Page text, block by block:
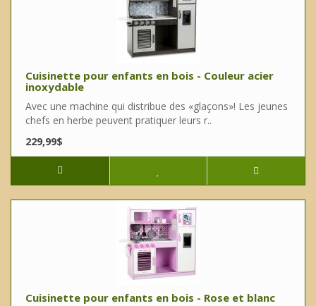
Cuisinette pour enfants en bois - Couleur acier
inoxydable
Avec une machine qui distribue des «glaçons»! Les jeunes
chefs en herbe peuvent pratiquer leurs r..
229,99$
Cuisinette pour enfants en bois - Rose et blanc